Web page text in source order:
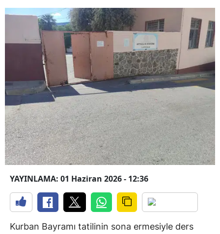
YAYINLAMA: 01 Haziran 2026 - 12:36
Kurban Bayramı tatilinin sona ermesiyle ders